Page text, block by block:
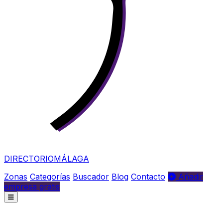
DIRECTORIOMÁLAGA
Zonas Categorías Buscador Blog Contacto
Añadir
empresa gratis